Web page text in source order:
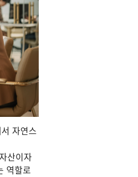
자연스
산이자
역할로